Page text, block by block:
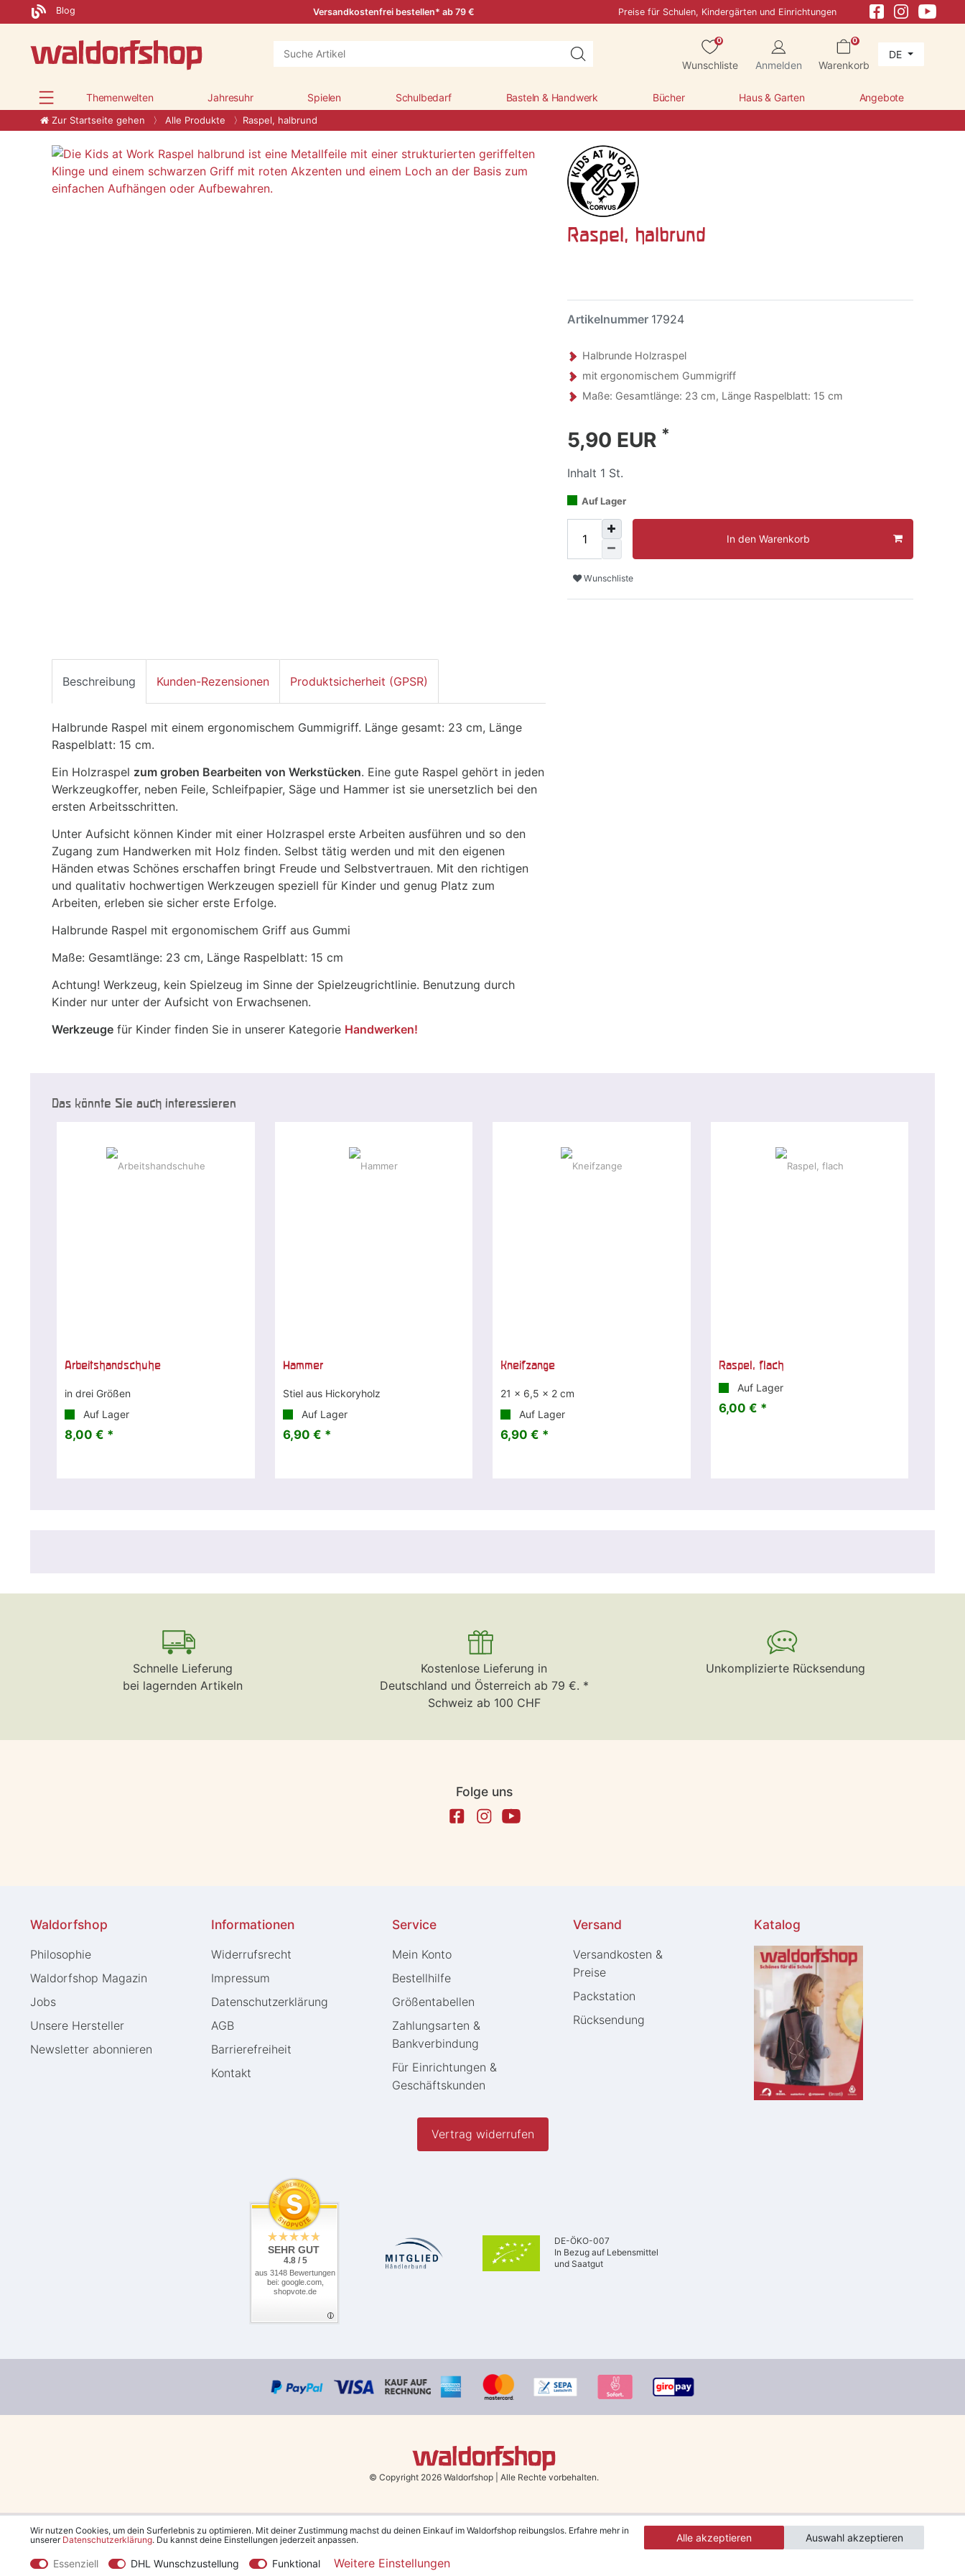
Blog Versandkostenfrei bestellen* ab 79 € Preise für Schulen, Kindergärten und Einrichtungen
0
Wunschliste Anmelden
0
Warenkorb
DE
Themenwelten Jahresuhr Spielen Schulbedarf Basteln & Handwerk Bücher Haus & Garten Angebote
Zur Startseite gehen Alle Produkte Raspel, halbrund
Raspel, halbrund
Artikelnummer 17924
Halbrunde Holzraspel
mit ergonomischem Gummigriff
Maße: Gesamtlänge: 23 cm, Länge Raspelblatt: 15 cm
5,90 EUR *
Inhalt 1 St.
Auf Lager
In den Warenkorb
Wunschliste
Beschreibung Kunden-Rezensionen Produktsicherheit (GPSR)
Halbrunde Raspel mit einem ergonomischem Gummigriff. Länge gesamt: 23 cm, Länge
Raspelblatt: 15 cm.
Ein Holzraspel zum groben Bearbeiten von Werkstücken. Eine gute Raspel gehört in jeden
Werkzeugkoffer, neben Feile, Schleifpapier, Säge und Hammer ist sie unersetzlich bei den
ersten Arbeitsschritten.
Unter Aufsicht können Kinder mit einer Holzraspel erste Arbeiten ausführen und so den
Zugang zum Handwerken mit Holz finden. Selbst tätig werden und mit den eigenen
Händen etwas Schönes erschaffen bringt Freude und Selbstvertrauen. Mit den richtigen
und qualitativ hochwertigen Werkzeugen speziell für Kinder und genug Platz zum
Arbeiten, erleben sie sicher erste Erfolge.
Halbrunde Raspel mit ergonomischem Griff aus Gummi
Maße: Gesamtlänge: 23 cm, Länge Raspelblatt: 15 cm
Achtung! Werkzeug, kein Spielzeug im Sinne der Spielzeugrichtlinie. Benutzung durch
Kinder nur unter der Aufsicht von Erwachsenen.
Werkzeuge für Kinder finden Sie in unserer Kategorie Handwerken!
Das könnte Sie auch interessieren
Arbeitshandschuhe
in drei Größen
Auf Lager
8,00 € *
Hammer
Stiel aus Hickoryholz
Auf Lager
6,90 € *
Kneifzange
21 x 6,5 x 2 cm
Auf Lager
6,90 € *
Raspel, flach
Auf Lager
6,00 € *
Schnelle Lieferung
bei lagernden Artikeln
Kostenlose Lieferung in
Deutschland und Österreich ab 79 €. *
Schweiz ab 100 CHF
Unkomplizierte Rücksendung
Folge uns
Waldorfshop
Philosophie
Waldorfshop Magazin
Jobs
Unsere Hersteller
Newsletter abonnieren
Informationen
Widerrufs­recht
Impressum
Daten­schutz­erklärung
AGB
Barrierefreiheit
Kontakt
Service
Mein Konto
Bestellhilfe
Größentabellen
Zahlungsarten &
Bankverbindung
Für Einrichtungen &
Geschäftskunden
Versand
Versandkosten &
Preise
Packstation
Rücksendung
Katalog
Vertrag widerrufen
SEHR GUT
4.8 / 5
aus 3148 Bewertungen
bei: google.com,
shopvote.de
DE-ÖKO-007
In Bezug auf Lebensmittel
und Saatgut
© Copyright 2026 Waldorfshop Alle Rechte vorbehalten.
*Kostenlose Lieferung in Deutschland und Österreich ab 79 €. (gilt nur für Sparversand - ausgenommen Sperrgut und Speditionsware)
**Den 5€ Gutschein erhältst du nach Bestätigung des Newsletters per Mail. Der Gutschein gilt 30 Tage, Mindestbestellwert 30 €.
Wir nutzen Cookies, um dein Surferlebnis zu optimieren. Mit deiner Zustimmung machst du deinen Einkauf im Waldorfshop reibungslos. Erfahre mehr in
unserer Daten­schutz­erklärung. Du kannst deine Einstellungen jederzeit anpassen.
Essenziell DHL Wunschzustellung Funktional Weitere Einstellungen
Alle akzeptieren Auswahl akzeptieren